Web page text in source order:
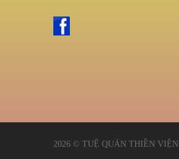
2026 © TUỆ QUÁN THIỀN VIỆN